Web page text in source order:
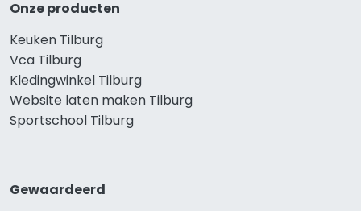
Onze producten
Keuken Tilburg
Vca Tilburg
Kledingwinkel Tilburg
Website laten maken Tilburg
Sportschool Tilburg
Gewaardeerd